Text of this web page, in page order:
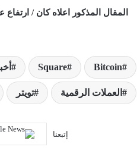
Bitcoin
Square
العملات الرقمية تويتر
إتبعنا